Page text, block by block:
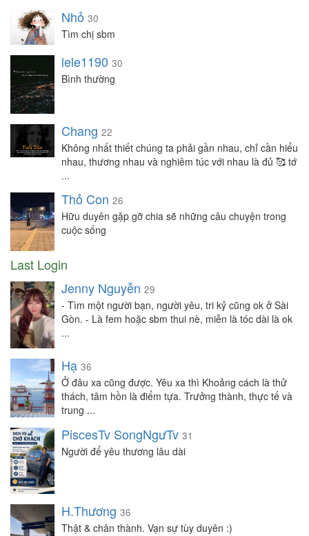
Nhỏ 30
Tìm chị sbm
lele1190 30
Bình thường
Chang 22
Không nhất thiết chúng ta phải gần nhau, chỉ cần hiểu
nhau, thương nhau và nghiêm túc với nhau là đủ 🥰 tớ
...
Thỏ Con 26
Hữu duyên gặp gỡ chia sẽ những câu chuyện trong
cuộc sống
Last Login
Jenny Nguyễn 29
- Tìm một người bạn, người yêu, tri kỷ cũng ok ở Sài
Gòn. - Là fem hoặc sbm thui nè, miễn là tóc dài là ok
...
Hạ 36
Ở đâu xa cũng được. Yêu xa thì Khoảng cách là thử
thách, tâm hồn là điểm tựa. Trưởng thành, thực tế và
trung ...
PiscesTv SongNgưTv 31
Người để yêu thương lâu dài
H.Thương 36
Thật & chân thành. Vạn sự tùy duyên :)